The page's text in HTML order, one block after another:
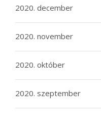
2020. december
2020. november
2020. október
2020. szeptember